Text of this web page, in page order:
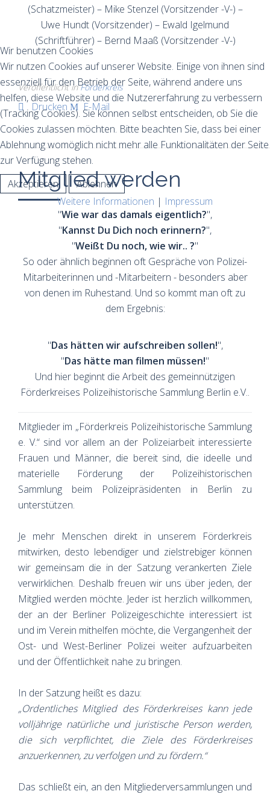
(Schatzmeister) – Mike Stenzel (Vorsitzender -V-) –
Uwe Hundt (Vorsitzender) – Ewald Igelmund
(Schriftführer) – Bernd Maaß (Vorsitzender -V-)
Veröffentlicht inFörderkreis
Drucken E-Mail
Mitglied werden
"Wie war das damals eigentlich?",
"Kannst Du Dich noch erinnern?",
"Weißt Du noch, wie wir.. ?"
So oder ähnlich beginnen oft Gespräche von Po­lizei-
Mitarbeiterinnen und -Mitarbeitern - besonders aber
von denen im Ruhestand. Und so kommt man oft zu
dem Ergebnis:
"Das hätten wir aufschreiben sollen!",
"Das hätte man filmen müssen!"
Und hier be­ginnt die Arbeit des gemeinnützigen
Förderkreises Polizeihistorische Sammlung Berlin e.V..
Mitglieder im „Förderkreis Polizeihistorische Sammlung
e. V.“ sind vor allem an der Polizeiarbeit interessierte
Frauen und Männer, die bereit sind, die ideelle und
materielle Förderung der Polizeihistorischen
Sammlung beim Polizeipräsidenten in Berlin zu
unterstützen.
Je mehr Menschen direkt in unserem Förderkreis
mitwirken, desto lebendiger und zielstrebiger können
wir gemeinsam die in der Satzung verankerten Ziele
verwirklichen. Deshalb freuen wir uns über jeden, der
Mitglied werden möchte. Jeder ist herzlich willkommen,
der an der Berliner Polizeigeschichte interessiert ist
und im Verein mithelfen möchte, die Vergangenheit der
Ost- und West-Berliner Polizei weiter aufzuarbeiten
und der Öffentlichkeit nahe zu bringen.
In der Satzung heißt es dazu:
„Ordentliches Mitglied des Förderkreises kann jede
volljährige natürliche und juristische Person werden,
die sich verpflichtet, die Ziele des Förderkreises
anzuerkennen, zu verfolgen und zu fördern.“
Das schließt ein, an den Mitgliederversammlungen und
Wir benutzen Cookies
Wir nutzen Cookies auf unserer Website. Einige von ihnen sind
essenziell für den Betrieb der Seite, während andere uns
helfen, diese Website und die Nutzererfahrung zu verbessern
(Tracking Cookies). Sie können selbst entscheiden, ob Sie die
Cookies zulassen möchten. Bitte beachten Sie, dass bei einer
Ablehnung womöglich nicht mehr alle Funktionalitäten der Seite
zur Verfügung stehen.
Akzeptieren
Ablehnen
Weitere Informationen | Impressum